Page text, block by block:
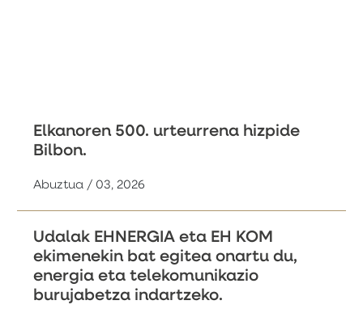
Elkanoren 500. urteurrena hizpide
Bilbon.
Abuztua / 03, 2026
Udalak EHNERGIA eta EH KOM
ekimenekin bat egitea onartu du,
energia eta telekomunikazio
burujabetza indartzeko.